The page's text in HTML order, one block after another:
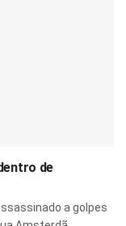
de
a golpes